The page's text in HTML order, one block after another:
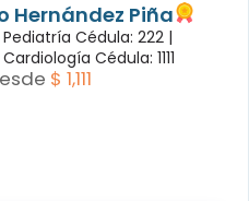
Hernández Piña
Cédula: 222 |
Cédula: 1111
$ 1,111